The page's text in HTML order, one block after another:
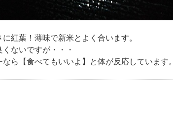
紅葉！薄味で新米とよく合います。
ないですが・・・
ら【食べてもいいよ】と体が反応しています。